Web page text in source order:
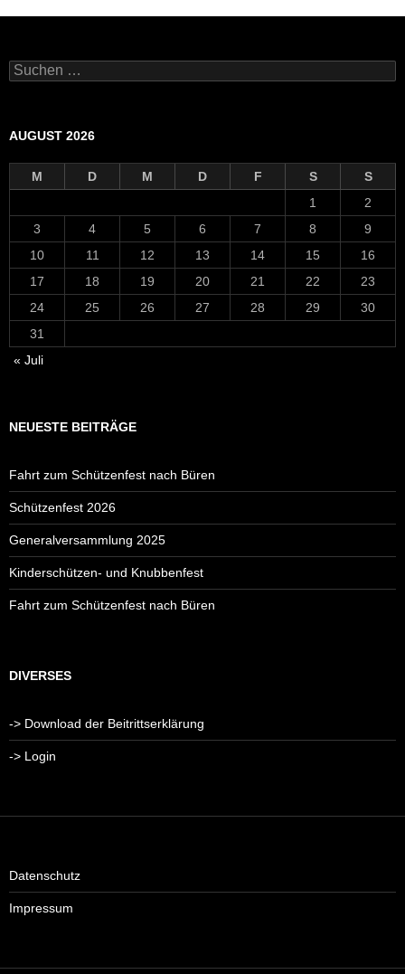
Suchen
nach:
AUGUST 2026
M D M D F S
S
1
2
3
4 5 6 7 8
9
10
11 12 13 14 15
16
17
18 19 20 21 22
23
24
25 26 27 28 29
30
31
« Juli
NEUESTE BEITRÄGE
Fahrt zum Schützenfest nach Büren
Schützenfest 2026
Generalversammlung 2025
Kinderschützen- und Knubbenfest
Fahrt zum Schützenfest nach Büren
DIVERSES
-> Download der Beitrittserklärung
-> Login
Datenschutz
Impressum